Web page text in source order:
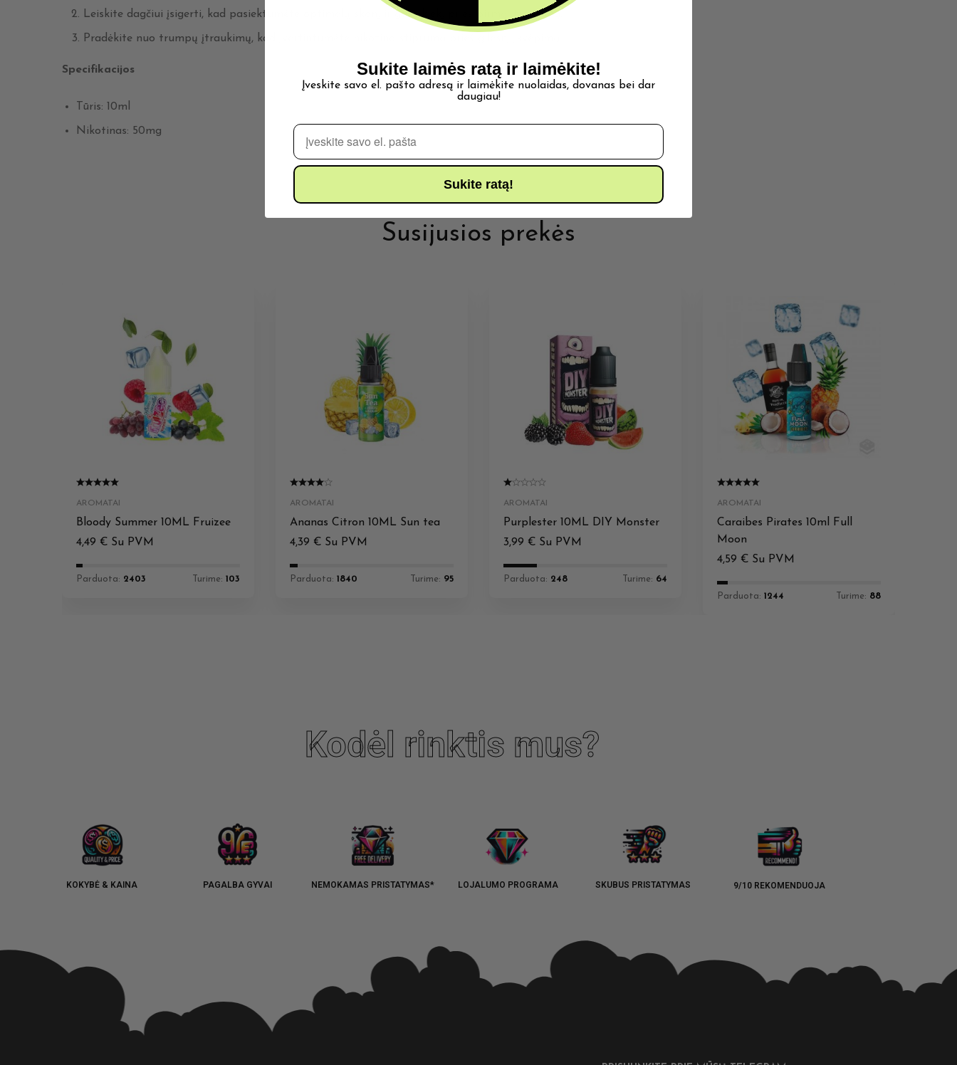
Leiskite dagčiui įsigerti, kad pasiektumėte optimalų skonį ir garų kiekį prieš pirmą įtraukimą.
Pradėkite nuo trumpų įtraukimų, kad įvertintumėte nikotino stiprumą prieš gilesnį įkvėpimą.
Specifikacijos
Tūris: 10ml
Nikotinas: 50mg
Susijusios prekės
AROMATAI
Bloody Summer 10ML Fruizee
4,49 € Su PVM
Parduota: 2403 Turime: 103
AROMATAI
Ananas Citron 10ML Sun tea
4,39 € Su PVM
Parduota: 1840 Turime: 95
AROMATAI
Purplester 10ML DIY Monster
3,99 € Su PVM
Parduota: 248 Turime: 64
AROMATAI
Caraibes Pirates 10ml Full
Moon
4,59 € Su PVM
Parduota: 1244 Turime: 88
Kodėl rinktis mus?
KOKYBĖ & KAINA PAGALBA GYVAI NEMOKAMAS PRISTATYMAS* LOJALUMO PROGRAMA SKUBUS PRISTATYMAS 9/10 REKOMENDUOJA
Sukite laimės ratą ir laimėkite!
Įveskite savo el. pašto adresą ir laimėkite nuolaidas, dovanas bei dar
daugiau!
El. Pašto adresas
Sukite ratą!